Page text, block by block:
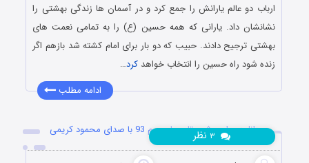
ارباب دو عالم یارانش را جمع کرد و در آسمان ها زندگی بهشتی را
نشانشان داد. یارانی که همه حسین (ع) را به تمامی نعمت های
بهشتی ترجیح دادند. حبیب که دو بار برای امام کشته شد بازهم اگر
زنده شود راه حسین را انتخاب خواهدکرد…
ادامه مطلب
دانلود مراسم شب تاسوعا محرم 93 با صدای محمود کریمی
نظر